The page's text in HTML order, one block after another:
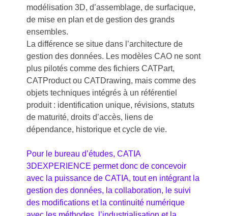
modélisation 3D, d’assemblage, de surfacique,
de mise en plan et de gestion des grands
ensembles.
La différence se situe dans l’architecture de
gestion des données. Les modèles CAO ne sont
plus pilotés comme des fichiers CATPart,
CATProduct ou CATDrawing, mais comme des
objets techniques intégrés à un référentiel
produit : identification unique, révisions, statuts
de maturité, droits d’accès, liens de
dépendance, historique et cycle de vie.
Pour le bureau d’études, CATIA
3DEXPERIENCE permet donc de concevoir
avec la puissance de CATIA, tout en intégrant la
gestion des données, la collaboration, le suivi
des modifications et la continuité numérique